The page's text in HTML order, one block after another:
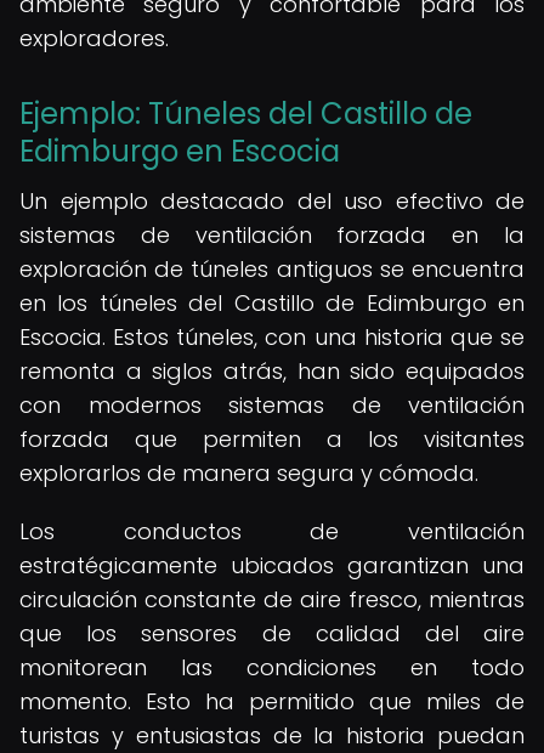
exploradores.
Ejemplo: Túneles del Castillo de
Edimburgo en Escocia
Un ejemplo destacado del uso efectivo de
sistemas de ventilación forzada en la
exploración de túneles antiguos se encuentra
en los túneles del Castillo de Edimburgo en
Escocia. Estos túneles, con una historia que se
remonta a siglos atrás, han sido equipados
con modernos sistemas de ventilación
forzada que permiten a los visitantes
explorarlos de manera segura y cómoda.
Los conductos de ventilación
estratégicamente ubicados garantizan una
circulación constante de aire fresco, mientras
que los sensores de calidad del aire
monitorean las condiciones en todo
momento. Esto ha permitido que miles de
turistas y entusiastas de la historia puedan